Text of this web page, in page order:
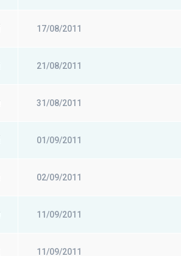
17/08/2011
21/08/2011
31/08/2011
01/09/2011
02/09/2011
11/09/2011
11/09/2011